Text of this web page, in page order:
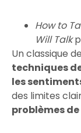
How to
Will Talk
Un classique
techniques
les
des limites
problèmes